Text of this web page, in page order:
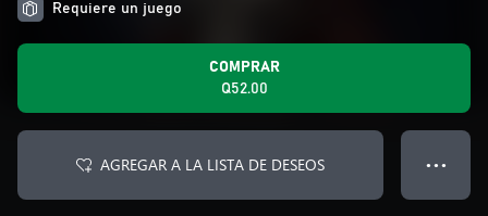
Requiere un juego
COMPRAR
Q52.00
AGREGAR A LA LISTA DE DESEOS ● ● ●